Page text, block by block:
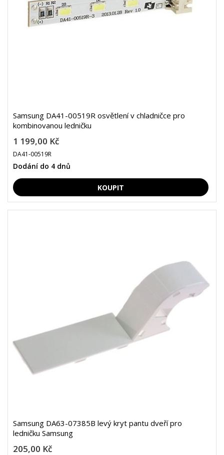
Samsung DA41-00519R osvětlení v chladničce pro
kombinovanou ledničku
1 199,00 Kč
DA41-00519R
Dodání do 4 dnů
Samsung DA63-07385B levý kryt pantu dveří pro
ledničku Samsung
205,00 Kč